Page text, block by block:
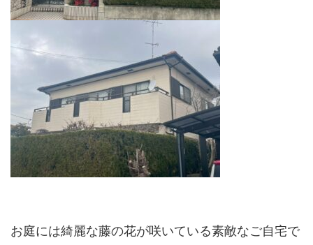
お庭には綺麗な藤の花が咲いている素敵なご自宅で